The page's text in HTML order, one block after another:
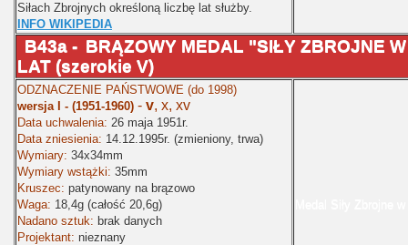
Siłach Zbrojnych określoną liczbę lat służby.
INFO WIKIPEDIA
B43a - BRĄZOWY MEDAL "SIŁY ZBROJNE
LAT (szerokie V)
ODZNACZENIE PAŃSTWOWE (do 1998)
wersja I - (1951-1960) - v, x, xv
Data uchwalenia: 26 maja 1951r.
Data zniesienia: 14.12.1995r. (zmieniony, trwa)
Wymiary: 34x34mm
Wymiary wstążki: 35mm
Kruszec: patynowany na brązowo
Waga: 18,4g (całość 20,6g)
Nadano sztuk: brak danych
Projektant: nieznany